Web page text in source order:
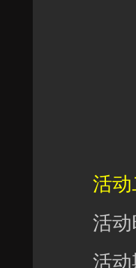
活动
活动时
活动期